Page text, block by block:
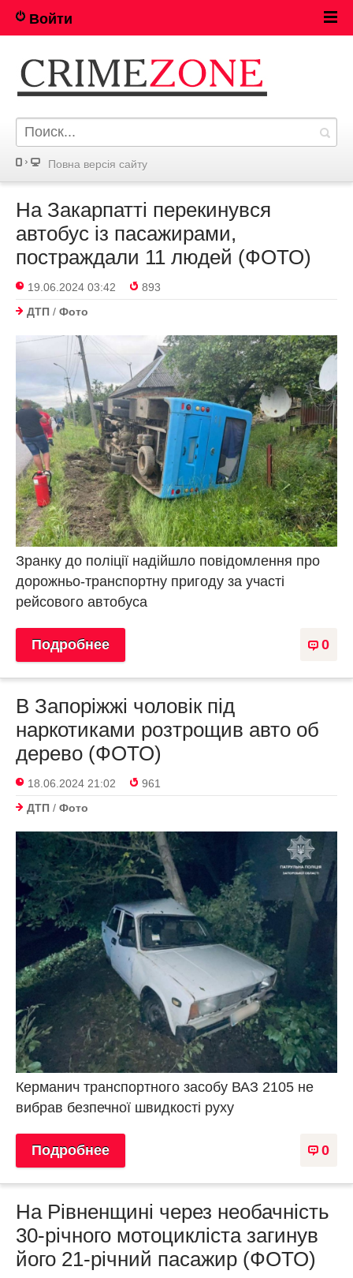
Войти
Повна версія сайту
На Закарпатті перекинувся
автобус із пасажирами,
постраждали 11 людей (ФОТО)
19.06.2024 03:42
893
ДТП / Фото
Зранку до поліції надійшло повідомлення про
дорожньо-транспортну пригоду за участі
рейсового автобуса
0
Подробнее
В Запоріжжі чоловік під
наркотиками розтрощив авто об
дерево (ФОТО)
18.06.2024 21:02
961
ДТП / Фото
Керманич транспортного засобу ВАЗ 2105 не
вибрав безпечної швидкості руху
0
Подробнее
На Рівненщині через необачність
30-річного мотоцикліста загинув
його 21-річний пасажир (ФОТО)